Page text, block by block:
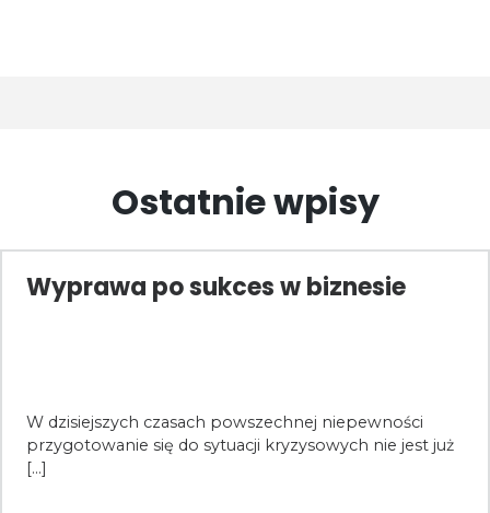
Ostatnie wpisy
Wyprawa po sukces w biznesie
W dzisiejszych czasach powszechnej niepewności
przygotowanie się do sytuacji kryzysowych nie jest już
[...]